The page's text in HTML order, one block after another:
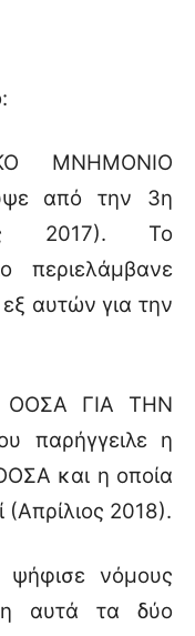
ΜΝΗΜΟΝΙΟ
από την 3η
2017). Το
περιελάμβανε
αυτών για την
ΓΙΑ ΤΗΝ
παρήγγειλε η
και η οποία
(Απρίλιος 2018).
νόμους
αυτά τα δύο